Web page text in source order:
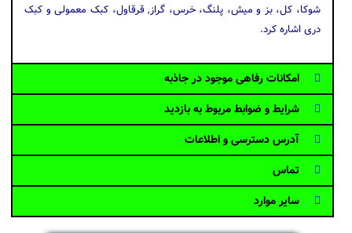
شوکا، کل، بز و میش، پلنگ، خرس، گراز, قرقاول، کبک معمولی و کبک
دری اشاره کرد.
امکانات رفاهی موجود در جاذبه
شرایط و ضوابط مربوط به بازدید
آدرس دسترسی و اطلاعات
تماس
سایر موارد